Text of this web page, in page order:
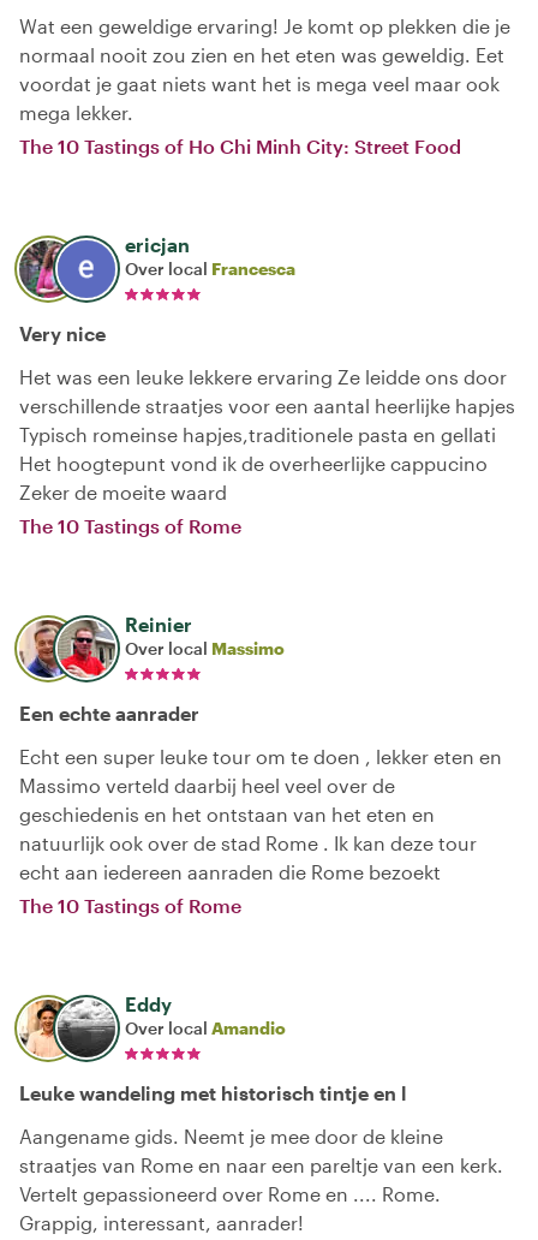
Wat een geweldige ervaring! Je komt op plekken die je
normaal nooit zou zien en het eten was geweldig. Eet
voordat je gaat niets want het is mega veel maar ook
mega lekker.
The 10 Tastings of Ho Chi Minh City: Street Food
ericjan
Over local Francesca
Very nice
Het was een leuke lekkere ervaring Ze leidde ons door
verschillende straatjes voor een aantal heerlijke hapjes
Typisch romeinse hapjes,traditionele pasta en gellati
Het hoogtepunt vond ik de overheerlijke cappucino
Zeker de moeite waard
The 10 Tastings of Rome
Reinier
Over local Massimo
Een echte aanrader
Echt een super leuke tour om te doen , lekker eten en
Massimo verteld daarbij heel veel over de
geschiedenis en het ontstaan van het eten en
natuurlijk ook over de stad Rome . Ik kan deze tour
echt aan iedereen aanraden die Rome bezoekt
The 10 Tastings of Rome
Eddy
Over local Amandio
Leuke wandeling met historisch tintje en l
Aangename gids. Neemt je mee door de kleine
straatjes van Rome en naar een pareltje van een kerk.
Vertelt gepassioneerd over Rome en .... Rome.
Grappig, interessant, aanrader!